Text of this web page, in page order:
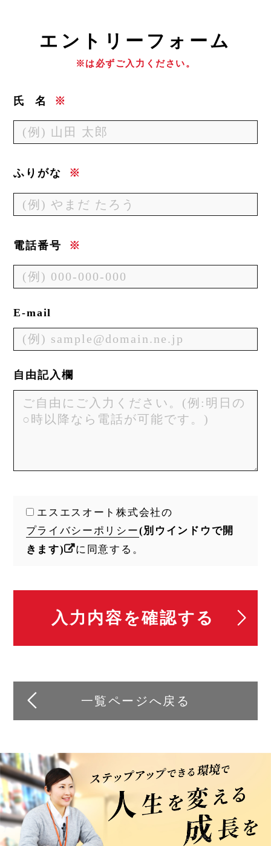
エ ントリーフォーム
※は必ずご入力ください。
氏名 ※
ふりがな ※
電話番号 ※
E-mail
自由記入欄
エスエスオート株式会社の
プライバシーポリシー(別ウインドウで開
きます)
に同意する。
一覧ページへ戻る